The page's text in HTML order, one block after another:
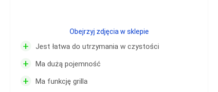
+ Jest łatwa do utrzymania w czystości
+ Ma dużą pojemność
+ Ma funkcję grilla
Obejrzyj zdjęcia w sklepie